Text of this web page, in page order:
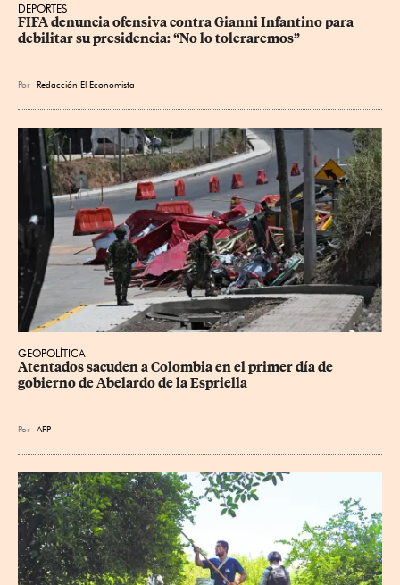
DEPORTES
FIFA denuncia ofensiva contra Gianni Infantino para
debilitar su presidencia: “No lo toleraremos”
Por Redacción El Economista
GEOPOLÍTICA
Atentados sacuden a Colombia en el primer día de
gobierno de Abelardo de la Espriella
Por AFP